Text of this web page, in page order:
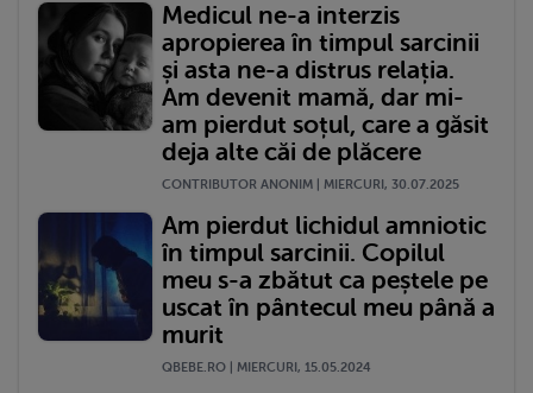
Medicul ne-a interzis
apropierea în timpul sarcinii
și asta ne-a distrus relația.
Am devenit mamă, dar mi-
am pierdut soțul, care a găsit
deja alte căi de plăcere
CONTRIBUTOR ANONIM | MIERCURI, 30.07.2025
Am pierdut lichidul amniotic
în timpul sarcinii. Copilul
meu s-a zbătut ca peștele pe
uscat în pântecul meu până a
murit
QBEBE.RO | MIERCURI, 15.05.2024